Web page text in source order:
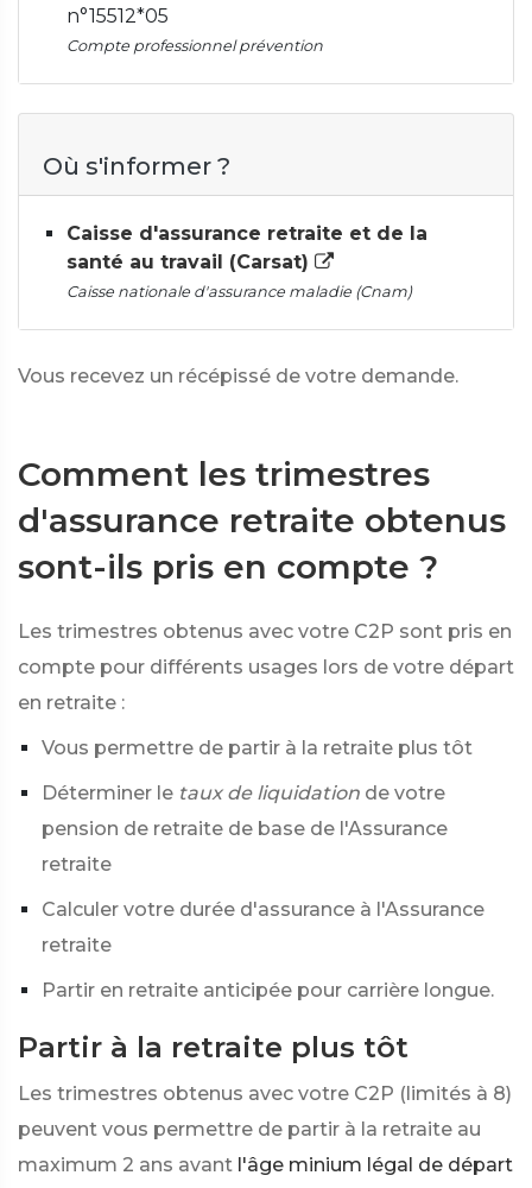
n°15512*05
Compte professionnel prévention
Où s'informer ?
Caisse d'assurance retraite et de la
santé au travail (Carsat)
Caisse nationale d'assurance maladie (Cnam)
Vous recevez un récépissé de votre demande.
Comment les trimestres
d'assurance retraite obtenus
sont-ils pris en compte ?
Les trimestres obtenus avec votre C2P sont pris en
compte pour différents usages lors de votre départ
en retraite :
Vous permettre de partir à la retraite plus tôt
Déterminer le taux de liquidation de votre
pension de retraite de base de l'Assurance
retraite
Calculer votre durée d'assurance à l'Assurance
retraite
Partir en retraite anticipée pour carrière longue.
Partir à la retraite plus tôt
Les trimestres obtenus avec votre C2P (limités à 8)
peuvent vous permettre de partir à la retraite au
maximum 2 ans avant l'âge minium légal de départ